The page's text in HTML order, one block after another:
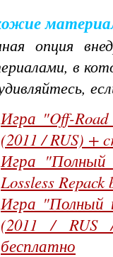
опция
в
Игра "Off-
(2011 / RUS) +
Игра "Полный
Lossless
Игра "Полный
(2011 / RUS
бесплатно